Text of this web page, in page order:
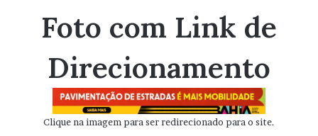
mail
Foto com Link de
Direcionamento
Clique na imagem para ser redirecionado para o site.